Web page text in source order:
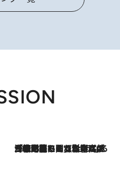
2026.8.3
「住宅建てられない…」「サーチャージ料の高値が続いている」ホルムズ海峡封鎖による影響はいつまで続く？《エネルギー専門家に聞く“どうなる日本の暮らし”》